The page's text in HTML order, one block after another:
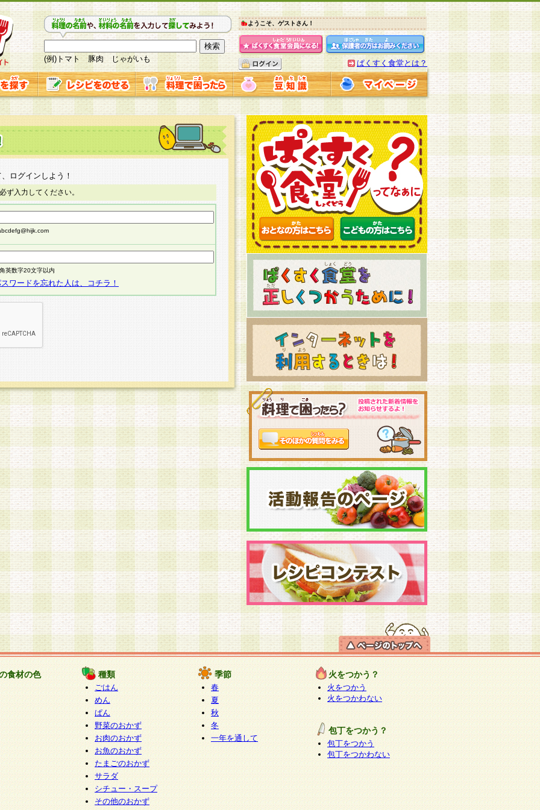
(例)トマト 豚肉 じゃがいも
ようこそ、ゲストさん！
ぱくすく食堂とは？
ログインしよう！
ず入力してください。
英数字20文字以内
ワードを忘れた人は、コチラ！
食材の色 種類
ごはん
めん
ぱん
野菜のおかず
お肉のおかず
お魚のおかず
たまごのおかず
サラダ
シチュー・スープ
その他のおかず
季節
春
夏
秋
冬
一年を通して
火をつかう？
火をつかう
火をつかわない
包丁をつかう？
包丁をつかう
包丁をつかわない